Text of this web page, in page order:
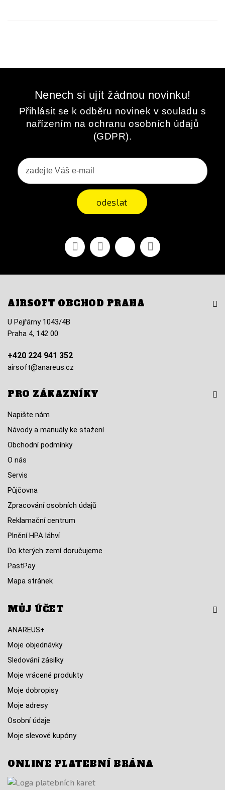
Nenech si ujít žádnou novinku!
Přihlásit se k odběru novinek v souladu s
nařízením na ochranu osobních údajů
(GDPR).
odeslat
FacebookYouTubeVimeo Instagram
AIRSOFT OBCHOD PRAHA
U Pejřárny 1043/4B
Praha 4, 142 00
+420 224 941 352
airsoft@anareus.cz
PRO ZÁKAZNÍKY
Napište nám
Návody a manuály ke stažení
Obchodní podmínky
O nás
Servis
Půjčovna
Zpracování osobních údajů
Reklamační centrum
Plnění HPA láhví
Do kterých zemí doručujeme
PastPay
Mapa stránek
MŮJ ÚČET
ANAREUS+
Moje objednávky
Sledování zásilky
Moje vrácené produkty
Moje dobropisy
Moje adresy
Osobní údaje
Moje slevové kupóny
ONLINE PLATEBNÍ BRÁNA